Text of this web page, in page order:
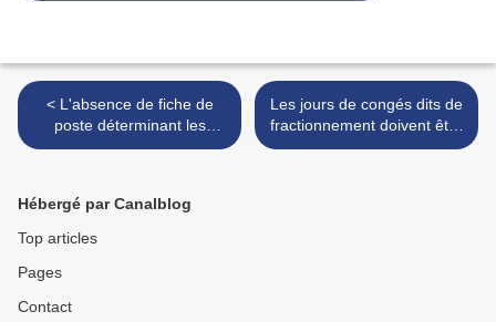
< L'absence de fiche de
poste déterminant les
fonctions précises
d’un licenci
Les jours de congés dits de
fractionnement doivent être
assimilés à des jours légaux
Hébergé par Canalblog
Top articles
Pages
Contact